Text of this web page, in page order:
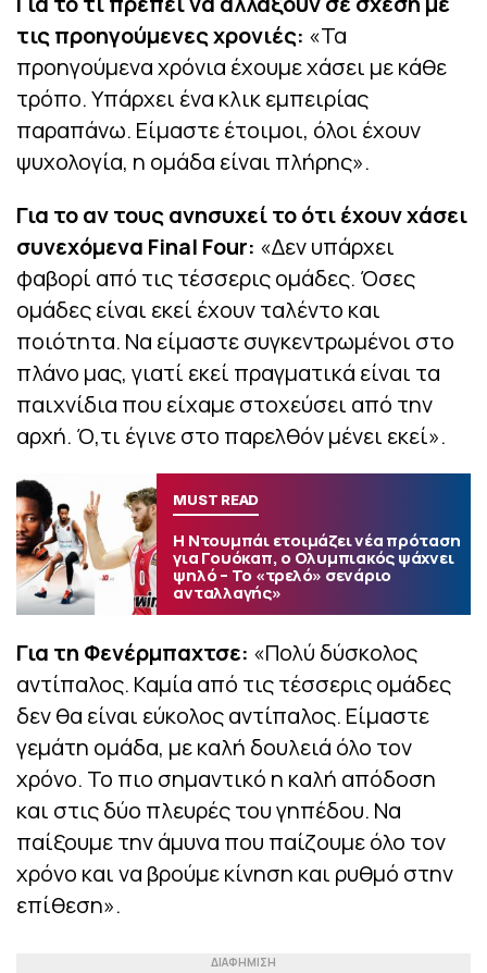
τις προηγούμενες χρονιές: «Τα
προηγούμενα χρόνια έχουμε χάσει με κάθε
τρόπο. Υπάρχει ένα κλικ εμπειρίας
παραπάνω. Είμαστε έτοιμοι, όλοι έχουν
ψυχολογία, η ομάδα είναι πλήρης».
Για το αν τους ανησυχεί το ότι έχουν χάσει
συνεχόμενα Final Four: «Δεν υπάρχει
φαβορί από τις τέσσερις ομάδες. Όσες
ομάδες είναι εκεί έχουν ταλέντο και
ποιότητα. Να είμαστε συγκεντρωμένοι στο
πλάνο μας, γιατί εκεί πραγματικά είναι τα
παιχνίδια που είχαμε στοχεύσει από την
αρχή. Ό,τι έγινε στο παρελθόν μένει εκεί».
MUST READ
Η Ντουμπάι ετοιμάζει νέα πρόταση
για Γουόκαπ, ο Ολυμπιακός ψάχνει
ψηλό – Το «τρελό» σενάριο
ανταλλαγής»
Για τη Φενέρμπαχτσε: «Πολύ δύσκολος
αντίπαλος. Καμία από τις τέσσερις ομάδες
δεν θα είναι εύκολος αντίπαλος. Είμαστε
γεμάτη ομάδα, με καλή δουλειά όλο τον
χρόνο. Το πιο σημαντικό η καλή απόδοση
και στις δύο πλευρές του γηπέδου. Να
παίξουμε την άμυνα που παίζουμε όλο τον
χρόνο και να βρούμε κίνηση και ρυθμό στην
επίθεση».